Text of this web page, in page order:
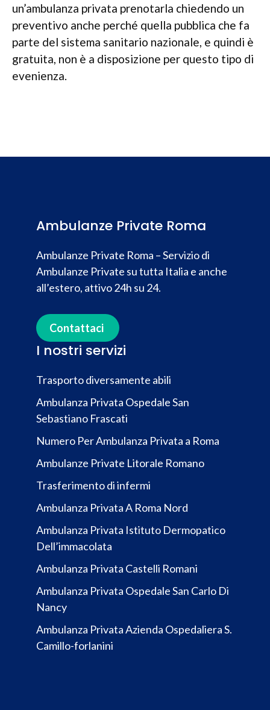
un’ambulanza privata prenotarla chiedendo un
preventivo anche perché quella pubblica che fa
parte del sistema sanitario nazionale, e quindi è
gratuita, non è a disposizione per questo tipo di
evenienza.
Ambulanze Private Roma
Ambulanze Private Roma – Servizio di
Ambulanze Private su tutta Italia e anche
all’estero, attivo 24h su 24.
Contattaci
I nostri servizi
Trasporto diversamente abili
Ambulanza Privata Ospedale San
Sebastiano Frascati
Numero Per Ambulanza Privata a Roma
Ambulanze Private Litorale Romano
Trasferimento di infermi
Ambulanza Privata A Roma Nord
Ambulanza Privata Istituto Dermopatico
Dell’immacolata
Ambulanza Privata Castelli Romani
Ambulanza Privata Ospedale San Carlo Di
Nancy
Ambulanza Privata Azienda Ospedaliera S.
Camillo-forlanini